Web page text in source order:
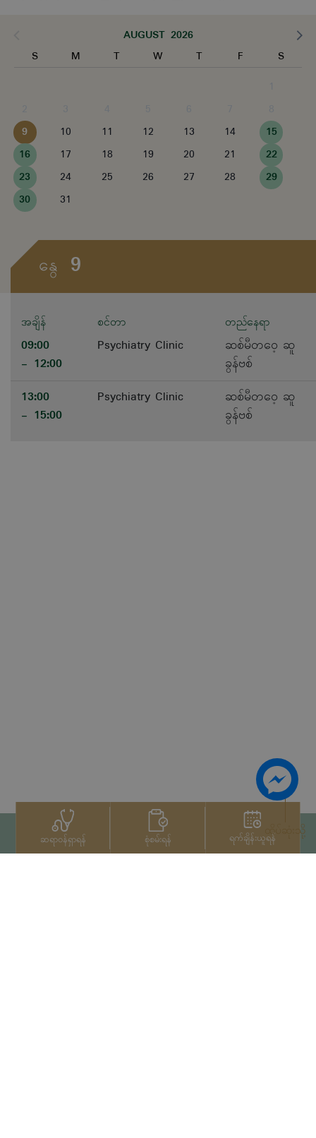
AUGUST 2026
S
M T W T F
S
9
10 11 12 13 14
15
16
17 18 19 20 21
22
23
24 25 26 27 28
29
30
31
နွေ 9
အချိန် စင်တာ တည်နေရာ
09:00
- 12:00
Psychiatry Clinic
ဆစ်မီတဝေ့ ဆူ
ခွန်ဗစ်
13:00
- 15:00
Psychiatry Clinic
ဆစ်မီတဝေ့ ဆူ
ခွန်ဗစ်
ဆရာဝန်ရှာရန် စုံစမ်းရန် ရက်ချိန်းယူရန်ထိပ်ဆုံးသို့